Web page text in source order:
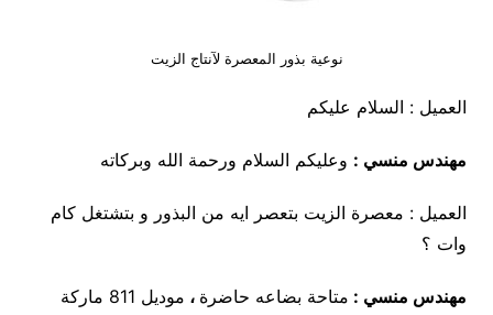
نوعية بذور المعصرة لآنتاج الزيت
العميل : السلام عليكم
مهندس منسي : وعليكم السلام ورحمة الله وبركاته
العميل : معصرة الزيت بتعصر ايه من البذور و بتشتغل كام
وات ؟
مهندس منسي : متاحة بضاعه حاضرة ،
موديل 811 ماركة